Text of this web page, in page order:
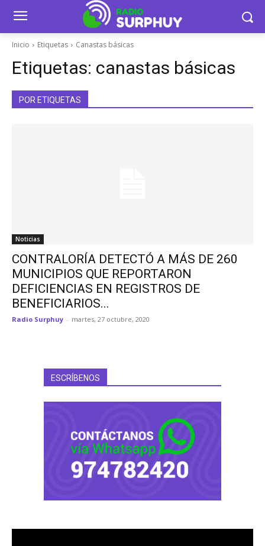
Inicio Etiquetas Canastas básicas
Etiquetas: canastas básicas
POR ETIQUETAS
Noticias
CONTRALORÍA DETECTÓ A MÁS DE 260
MUNICIPIOS QUE REPORTARON
DEFICIENCIAS EN REGISTROS DE
BENEFICIARIOS...
Radio Surphuy - martes, 27 octubre, 2020
ESCRÍBENOS